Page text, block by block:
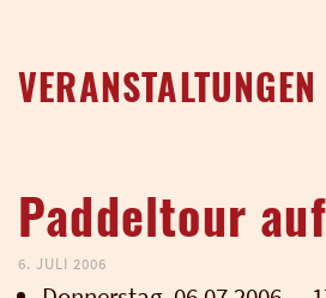
VERANSTALTUNGEN
Paddeltour
6. JULI 2006